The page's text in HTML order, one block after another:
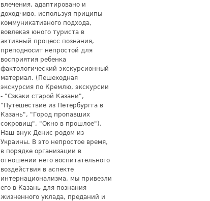
влечения, адаптировано и
доходчиво, используя приципы
коммуникативного подхода,
вовлекая юного туриста в
активный процесс познания,
преподносит непростой для
восприятия ребенка
фактологический экскурсионный
материал. (Пешеходная
экскурсия по Кремлю, экскурсии
- "Сзкаки старой Казани",
"Путешествие из Петербургга в
Казань", "Город пропавших
сокровищ", "Окно в прошлое").
Наш внук Денис родом из
Украины. В это непростое время,
в порядке организации в
отношении него воспитательного
воздействия в аспекте
интернационализма, мы привезли
его в Казань для познания
жизненного уклада, преданий и